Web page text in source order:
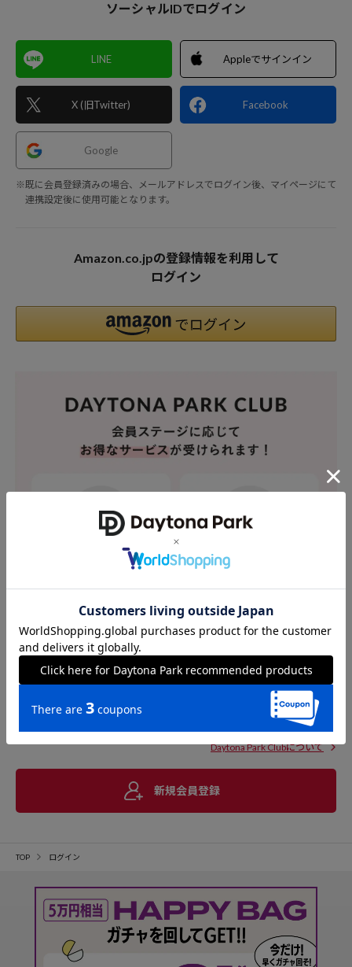
ソーシャルIDでログイン
LINE
X (旧Twitter)
Appleでサインイン
Facebook
Google
※既に会員登録済みの場合、メールアドレスでログイン後、マイページにて
連携設定後に使用可能となります。
Amazon.co.jpの登録情報を利用して
ログイン
Daytona Park Clubについて
新規会員登録
TOP ログイン